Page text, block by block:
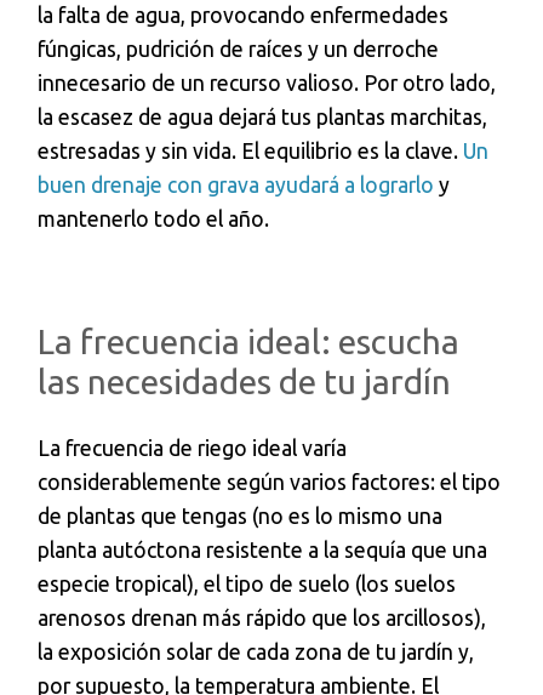
la falta de agua, provocando enfermedades
fúngicas, pudrición de raíces y un derroche
innecesario de un recurso valioso. Por otro lado,
la escasez de agua dejará tus plantas marchitas,
estresadas y sin vida. El equilibrio es la clave. Un
buen drenaje con grava ayudará a lograrlo y
mantenerlo todo el año.
La frecuencia ideal: escucha
las necesidades de tu jardín
La frecuencia de riego ideal varía
considerablemente según varios factores: el tipo
de plantas que tengas (no es lo mismo una
planta autóctona resistente a la sequía que una
especie tropical), el tipo de suelo (los suelos
arenosos drenan más rápido que los arcillosos),
la exposición solar de cada zona de tu jardín y,
por supuesto, la temperatura ambiente. El